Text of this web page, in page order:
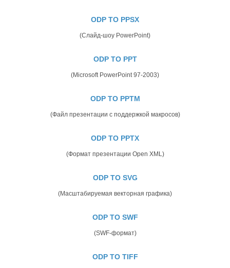
ODP TO PPSX
(Слайд-шоу PowerPoint)
ODP TO PPT
(Microsoft PowerPoint 97-2003)
ODP TO PPTM
(Файл презентации с поддержкой макросов)
ODP TO PPTX
(Формат презентации Open XML)
ODP TO SVG
(Масштабируемая векторная графика)
ODP TO SWF
(SWF-формат)
ODP TO TIFF